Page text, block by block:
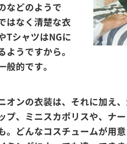
などのようで
はなく清楚な衣
TシャツはNGに
ようですから。
的です。
オンの衣装は、それに加え
プ、ミニスカポリスや、ナ
。どんなコスチュームが用